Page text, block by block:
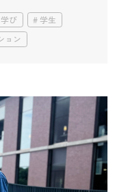
学び
学生
ョン